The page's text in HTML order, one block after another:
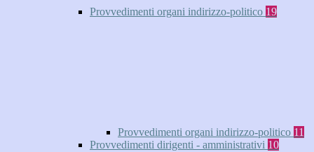
Provvedimenti organi indirizzo-politico 19
Provvedimenti organi indirizzo-politico 11
Provvedimenti dirigenti - amministrativi 10